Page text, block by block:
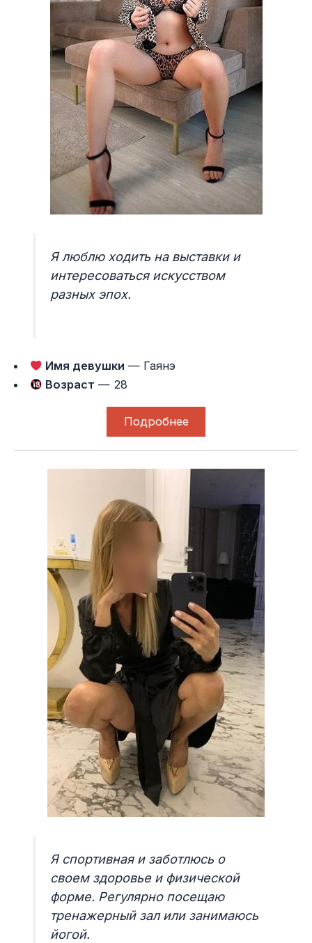
Я люблю ходить на выставки и
интересоваться искусством
разных эпох.
Имя девушки — Гаянэ
Возраст — 28
Подробнее
Я спортивная и заботлюсь о
своем здоровье и физической
форме. Регулярно посещаю
тренажерный зал или занимаюсь
йогой.